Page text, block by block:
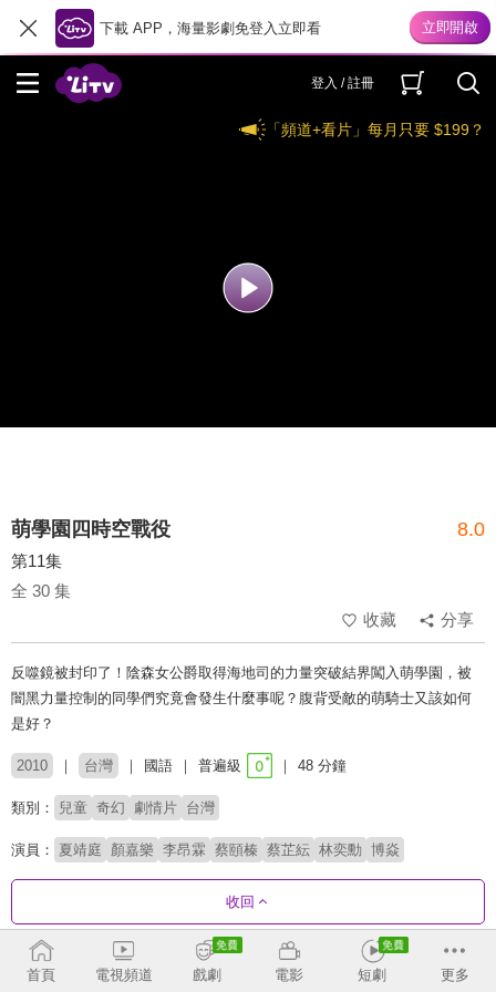
下載 APP，海量影劇免登入立即看
登入 / 註冊
「頻道+看片」每月只要 $199？
萌學園四時空戰役 8.0
第11集
全 30 集
收藏
分享
反噬鏡被封印了！陰森女公爵取得海地司的力量突破結界闖入萌學園，被
闇黑力量控制的同學們究竟會發生什麼事呢？腹背受敵的萌騎士又該如何
是好？
2010 台灣 國語 普遍級 48 分鐘
類別： 兒童 奇幻 劇情片 台灣
演員： 夏靖庭 顏嘉樂 李昂霖 蔡頤榛 蔡芷紜 林奕勳 博焱
收回
劇集列表 收合
首頁 電視頻道 戲劇 電影 短劇 更多